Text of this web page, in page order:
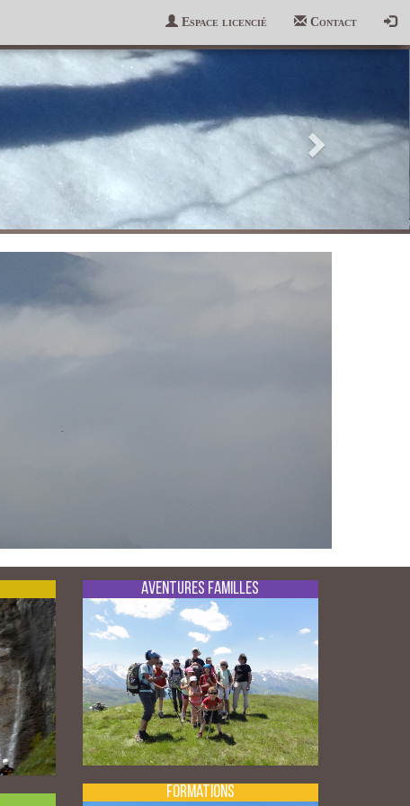
Espace licencié Contact
Suivant
Aventures Familles
Formations